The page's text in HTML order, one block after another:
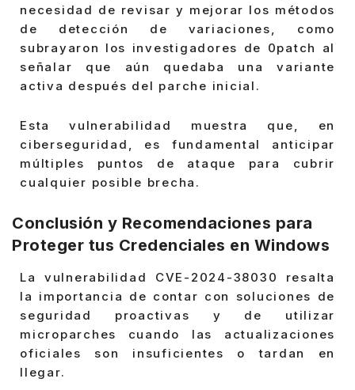
necesidad de revisar y mejorar los métodos
de detección de variaciones, como
subrayaron los investigadores de 0patch al
señalar que aún quedaba una variante
activa después del parche inicial.
Esta vulnerabilidad muestra que, en
ciberseguridad, es fundamental anticipar
múltiples puntos de ataque para cubrir
cualquier posible brecha.
Conclusión y Recomendaciones para
Proteger tus Credenciales en Windows
La vulnerabilidad CVE-2024-38030 resalta
la importancia de contar con soluciones de
seguridad proactivas y de utilizar
microparches cuando las actualizaciones
oficiales son insuficientes o tardan en
llegar.